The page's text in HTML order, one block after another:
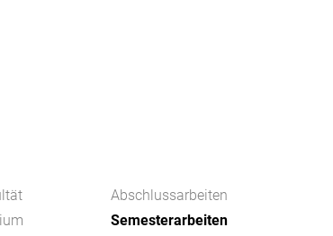
Abschlussarbeiten
Semesterarbeiten